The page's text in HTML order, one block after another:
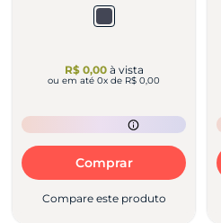
R$ 0,00à vista
ou em até 0x de R$ 0,00
Comprar
Compare este produto